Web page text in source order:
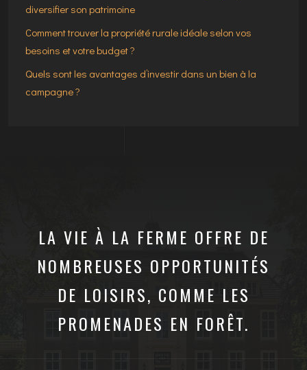
diversifier son patrimoine
Comment trouver la propriété rurale idéale selon vos
besoins et votre budget ?
Quels sont les avantages d’investir dans un bien à la
campagne ?
LA VIE À LA FERME OFFRE DE
NOMBREUSES OPPORTUNITÉS
DE LOISIRS, COMME LES
PROMENADES EN FORÊT.